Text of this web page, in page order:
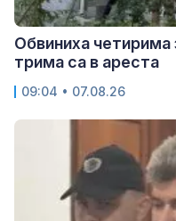
Обвиниха
трима са в ареста
09:04 • 07.08.26